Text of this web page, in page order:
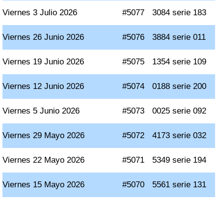
Viernes 3 Julio 2026 #5077 3084 serie 183
Viernes 26 Junio 2026 #5076 3884 serie 011
Viernes 19 Junio 2026 #5075 1354 serie 109
Viernes 12 Junio 2026 #5074 0188 serie 200
Viernes 5 Junio 2026 #5073 0025 serie 092
Viernes 29 Mayo 2026 #5072 4173 serie 032
Viernes 22 Mayo 2026 #5071 5349 serie 194
Viernes 15 Mayo 2026 #5070 5561 serie 131